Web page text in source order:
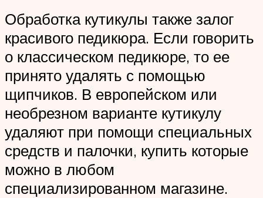
Обработка кутикулы также залог
красивого педикюра. Если говорить
о классическом педикюре, то ее
принято удалять с помощью
щипчиков. В европейском или
необрезном варианте кутикулу
удаляют при помощи специальных
средств и палочки, купить которые
можно в любом
специализированном магазине.